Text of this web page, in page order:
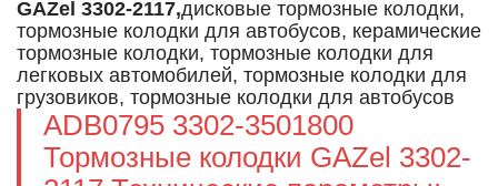
GAZel 3302-2117,дисковые тормозные колодки,
тормозные колодки для автобусов, керамические
тормозные колодки, тормозные колодки для
легковых автомобилей, тормозные колодки для
грузовиков, тормозные колодки для автобусов
ADB0795 3302-3501800
Тормозные колодки GAZel 3302-